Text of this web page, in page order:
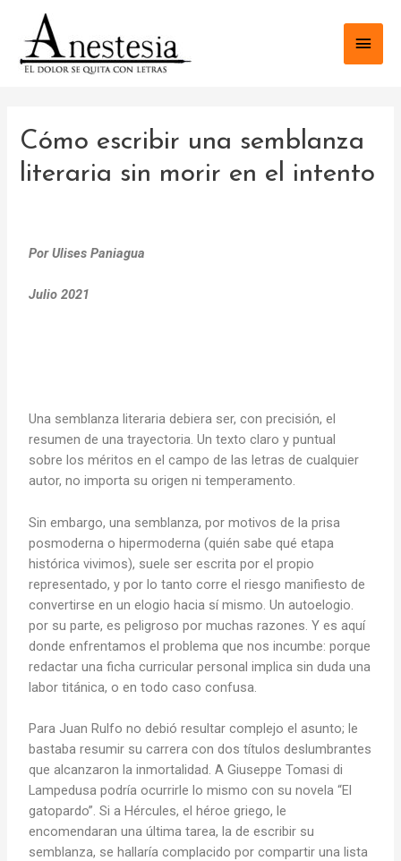
Cómo escribir una semblanza
literaria sin morir en el intento
Por Ulises Paniagua
Julio 2021
Una semblanza literaria debiera ser, con precisión, el
resumen de una trayectoria. Un texto claro y puntual
sobre los méritos en el campo de las letras de cualquier
autor, no importa su origen ni temperamento.
Sin embargo, una semblanza, por motivos de la prisa
posmoderna o hipermoderna (quién sabe qué etapa
histórica vivimos), suele ser escrita por el propio
representado, y por lo tanto corre el riesgo manifiesto de
convertirse en un elogio hacia sí mismo. Un autoelogio.
por su parte, es peligroso por muchas razones. Y es aquí
donde enfrentamos el problema que nos incumbe: porque
redactar una ficha curricular personal implica sin duda una
labor titánica, o en todo caso confusa.
Para Juan Rulfo no debió resultar complejo el asunto; le
bastaba resumir su carrera con dos títulos deslumbrantes
que alcanzaron la inmortalidad. A Giuseppe Tomasi di
Lampedusa podría ocurrirle lo mismo con su novela “El
gatopardo”. Si a Hércules, el héroe griego, le
encomendaran una última tarea, la de escribir su
semblanza, se hallaría complacido por compartir una lista